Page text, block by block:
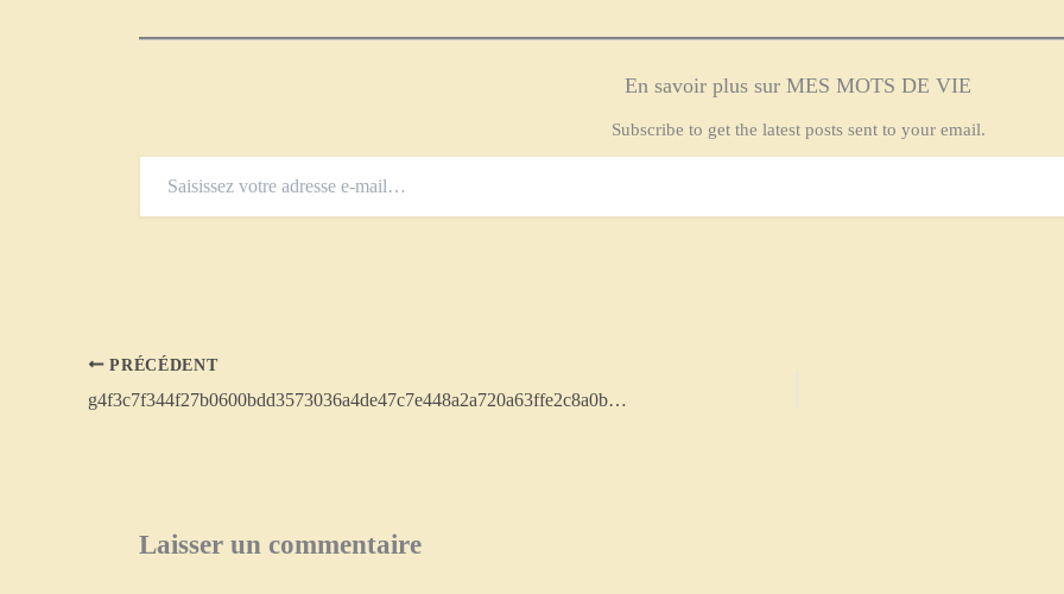
En savoir plus sur MES MOTS DE VIE
Subscribe to get the latest posts sent to your email.
votre
adresse
PRÉCÉDENT
g4f3c7f344f27b0600bdd3573036a4de47c7e448a2a720a63ffe2c8a0b933e467d3015b6a782d2c0cc3c1528d752d7943d17faeeae80c06e5739e83a9e837e892_1280-5309654
Laisser un commentaire